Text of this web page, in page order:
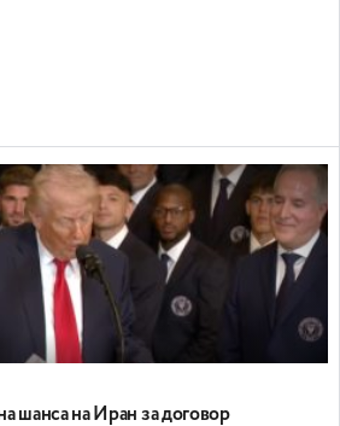
шанса на Иран за договор